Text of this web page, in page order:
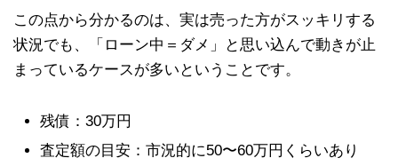
この点から分かるのは、実は売った方がスッキリする
状況でも、「ローン中＝ダメ」と思い込んで動きが止
まっているケースが多いということです。
残債：30万円
査定額の目安：市況的に50〜60万円くらいあり